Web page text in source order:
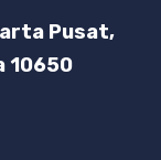
Pusat,
10650